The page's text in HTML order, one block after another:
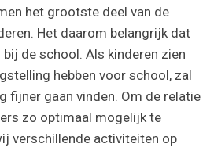
het grootste deel van de
Het daarom belangrijk dat
de school. Als kinderen zien
hebben voor school, zal
fijner gaan vinden. Om de relatie
zo optimaal mogelijk te
verschillende activiteiten op